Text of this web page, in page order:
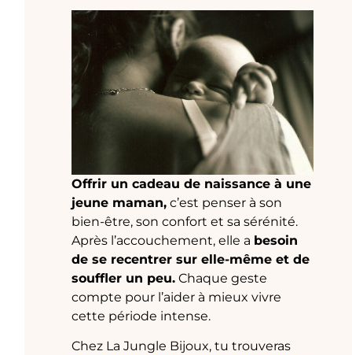
Offrir un cadeau de naissance à une
jeune maman, c’est penser à son
bien-être, son confort et sa sérénité.
Après l’accouchement, elle a besoin
de se recentrer sur elle-même et de
souffler un peu. Chaque geste
compte pour l’aider à mieux vivre
cette période intense.
Chez La Jungle Bijoux, tu trouveras